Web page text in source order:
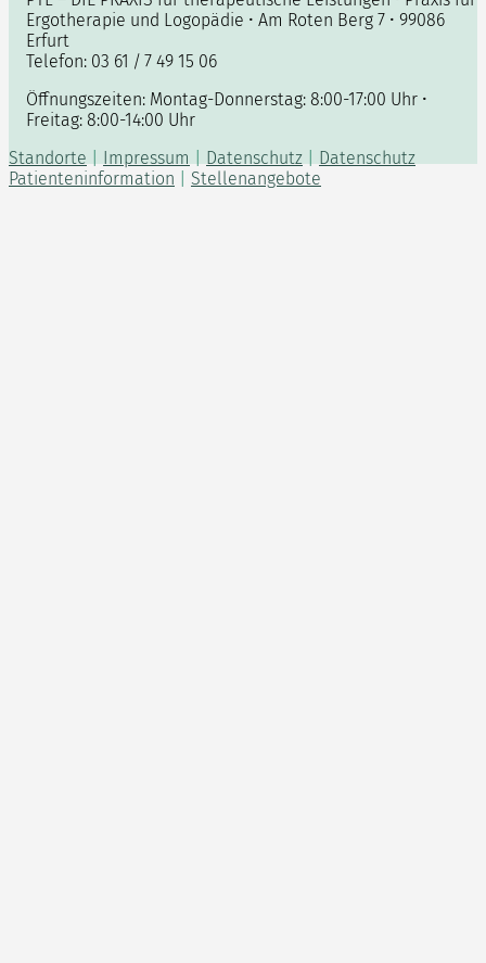
Ergotherapie und Logopädie • Am Roten Berg 7 • 99086
Erfurt
Telefon: 03 61 / 7 49 15 06
Öffnungszeiten: Montag-Donnerstag: 8:00-17:00 Uhr •
Freitag: 8:00-14:00 Uhr
Standorte
Impressum Datenschutz
Datenschutz
Patienteninformation
Stellenangebote